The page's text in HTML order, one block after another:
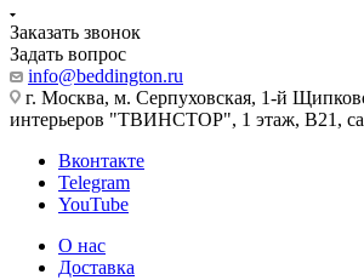
Заказать звонок
Задать вопрос
info@beddington.ru
г. Москва, м. Серпуховская, 1-й
интерьеров "ТВИНСТОР", 1 этаж, B21,
Вконтакте
Telegram
YouTube
О нас
Доставка